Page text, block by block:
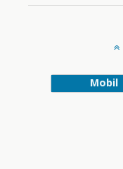
Mobil